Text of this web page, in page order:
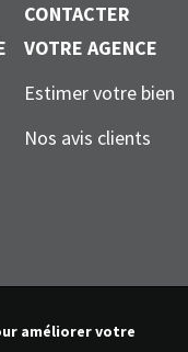
CONTACTER
VOTRE AGENCE
Estimer votre bien
Nos avis clients
améliorer votre